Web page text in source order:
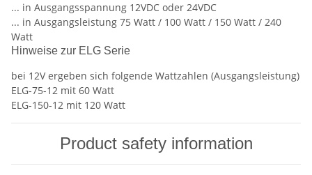
... in Ausgangsspannung 12VDC oder 24VDC
... in Ausgangsleistung 75 Watt / 100 Watt / 150 Watt / 240
Watt
Hinweise zur ELG Serie
bei 12V ergeben sich folgende Wattzahlen (Ausgangsleistung)
ELG-75-12 mit 60 Watt
ELG-150-12 mit 120 Watt
Product safety information